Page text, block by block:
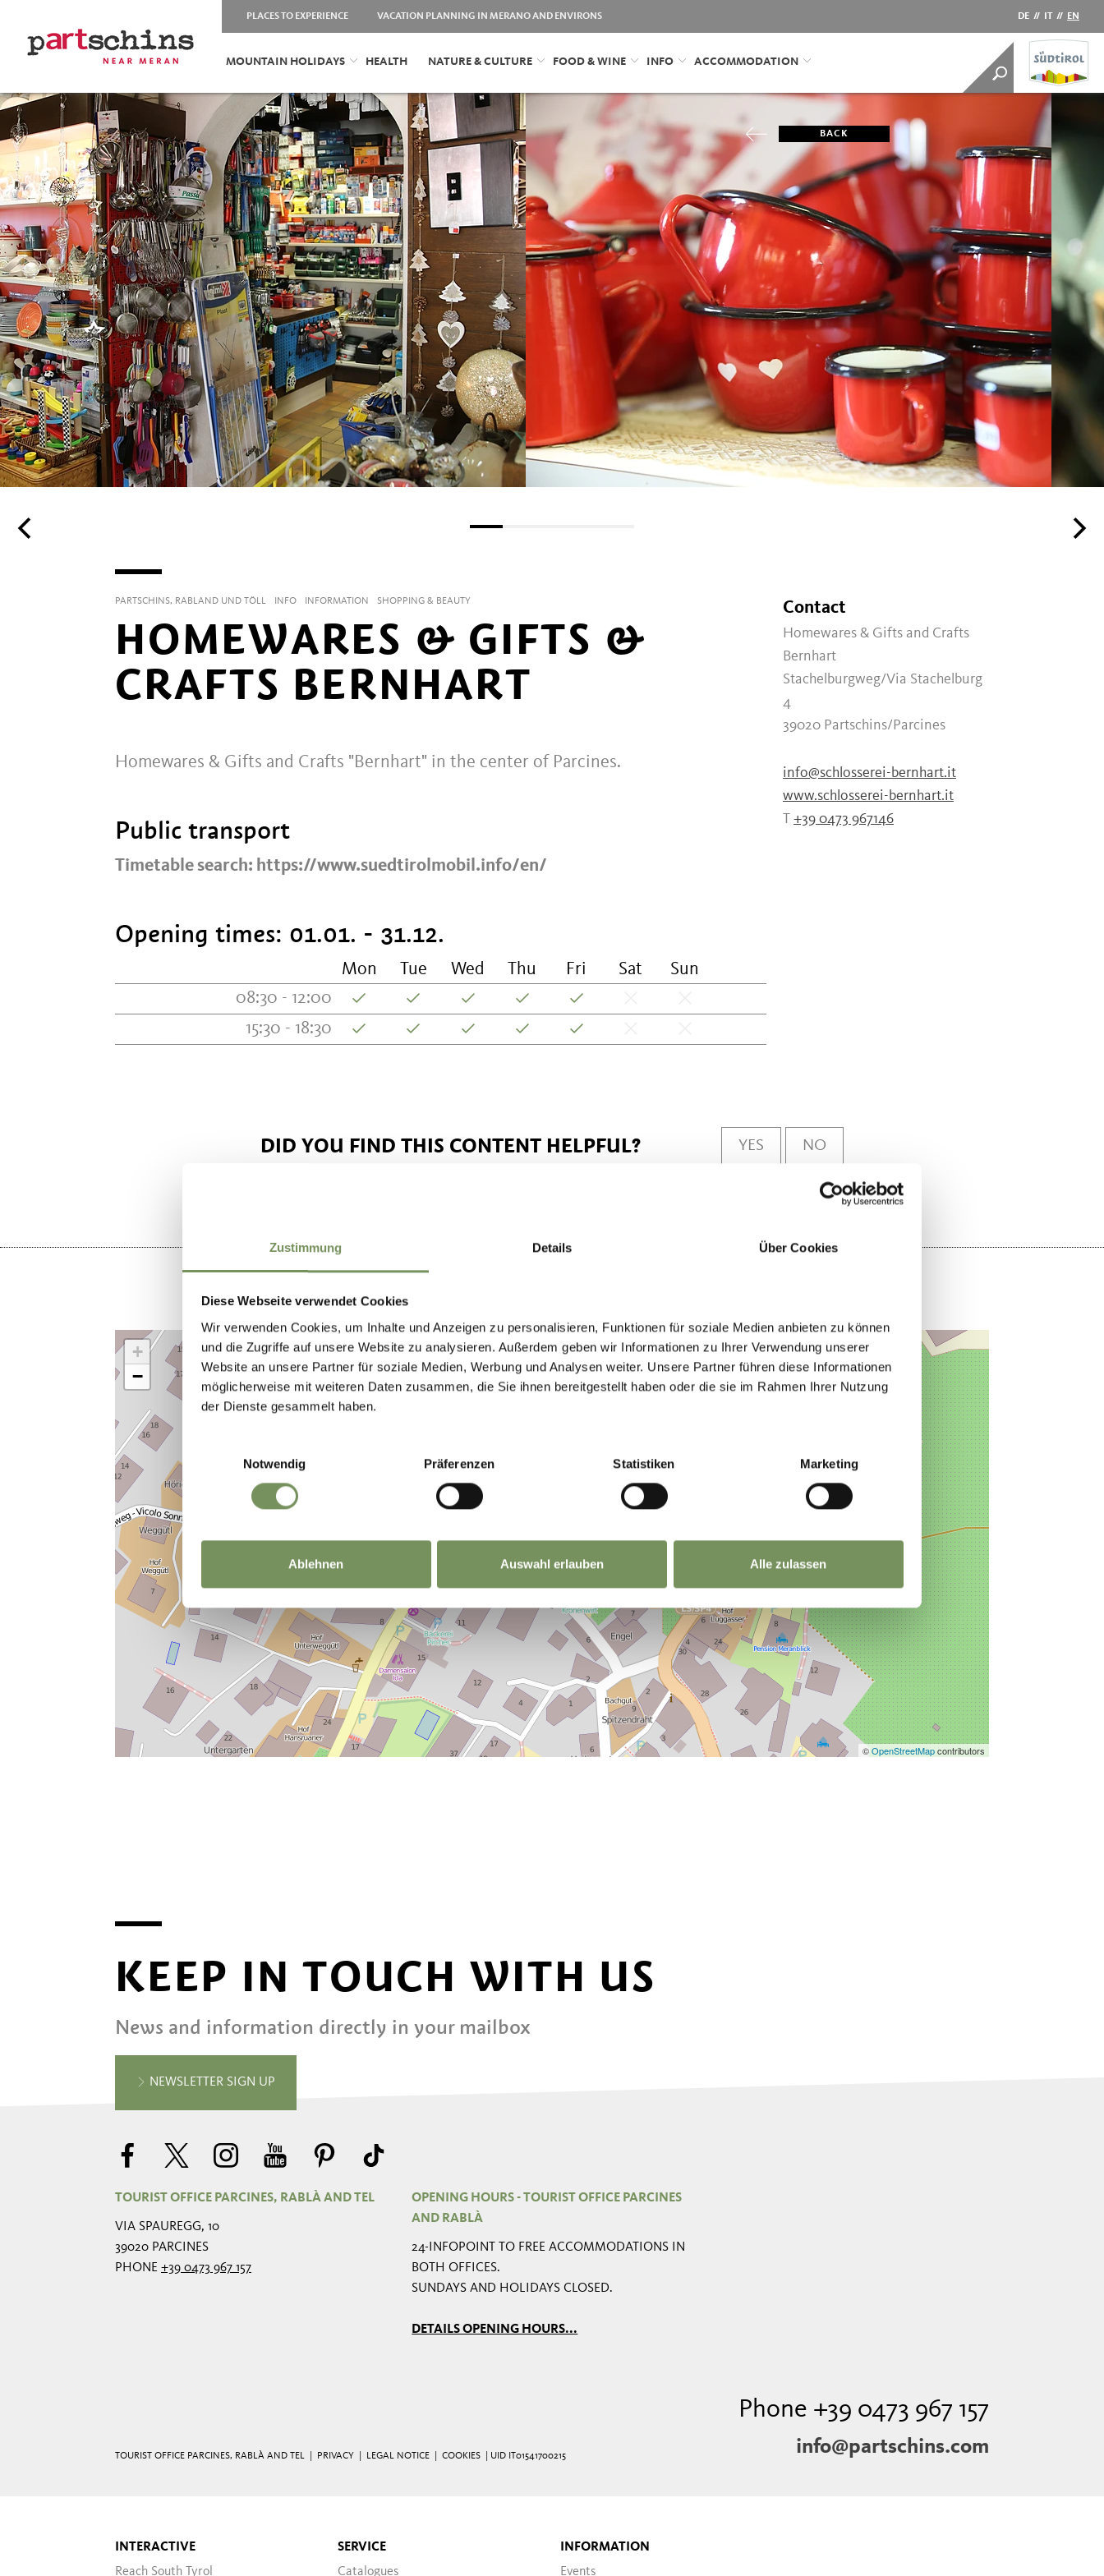
Zustimmung Details Über Cookies
Diese Webseite verwendet Cookies
Wir verwenden Cookies, um Inhalte und Anzeigen zu personalisieren, Funktionen für soziale Medien anbieten zu können
und die Zugriffe auf unsere Website zu analysieren. Außerdem geben wir Informationen zu Ihrer Verwendung unserer
Website an unsere Partner für soziale Medien, Werbung und Analysen weiter. Unsere Partner führen diese Informationen
möglicherweise mit weiteren Daten zusammen, die Sie ihnen bereitgestellt haben oder die sie im Rahmen Ihrer Nutzung
der Dienste gesammelt haben.
Notwendig
Präferenzen Statistiken Marketing
Ablehnen Auswahl erlauben Alle zulassen
PLACES TO EXPERIENCE VACATION PLANNING IN MERANO AND ENVIRONS DE // IT // EN
MOUNTAIN HOLIDAYS HEALTH NATURE & CULTURE FOOD & WINE INFO ACCOMMODATION
BACK
PARTSCHINS, RABLAND UND TÖLL INFO INFORMATION SHOPPING & BEAUTY
HOMEWARES & GIFTS &
CRAFTS BERNHART
Homewares & Gifts and Crafts "Bernhart" in the center of Parcines.
Public transport
Timetable search: https://www.suedtirolmobil.info/en/
Opening times: 01.01. - 31.12.
Mon Tue Wed Thu Fri Sat
Sun
08:30 - 12:00
15:30 - 18:30
Contact
Homewares & Gifts and Crafts
Bernhart
Stachelburgweg/Via Stachelburg
4
39020 Partschins/Parcines
info@schlosserei-bernhart.it
www.schlosserei-bernhart.it
T +39 0473 967146
DID YOU FIND THIS CONTENT HELPFUL? YES NO
+
−
©OpenStreetMapcontributors
KEEP IN TOUCH WITH US
News and information directly in your mailbox
NEWSLETTER SIGN UP
TOURIST OFFICE PARCINES, RABLÀ AND TEL
VIA SPAUREGG, 10
39020 PARCINES
PHONE +39 0473 967 157
OPENING HOURS - TOURIST OFFICE PARCINES
AND RABLÀ
24-INFOPOINT TO FREE ACCOMMODATIONS IN
BOTH OFFICES.
SUNDAYS AND HOLIDAYS CLOSED.
DETAILS OPENING HOURS...
Phone +39 0473 967 157
info@partschins.com
TOURIST OFFICE PARCINES, RABLÀ AND TEL | PRIVACY LEGAL NOTICE COOKIES | UID IT01541700215
INTERACTIVE
Reach South Tyrol
SERVICE
Catalogues
INFORMATION
Events